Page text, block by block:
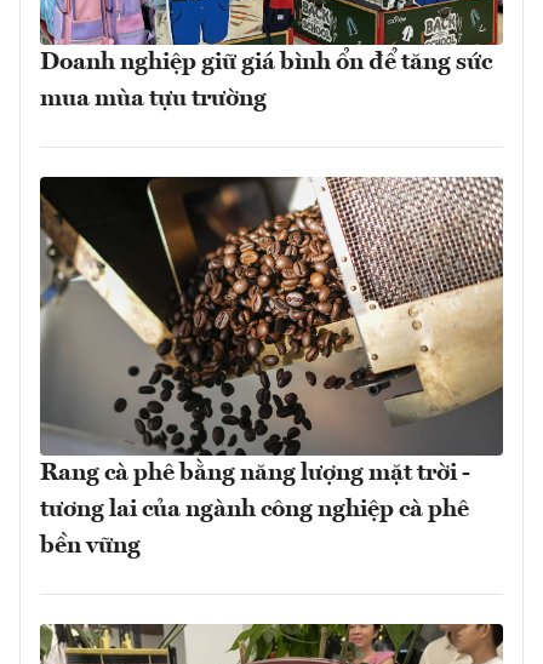
Doanh nghiệp giữ giá bình ổn để tăng sức
mua mùa tựu trường
Rang cà phê bằng năng lượng mặt trời -
tương lai của ngành công nghiệp cà phê
bền vững